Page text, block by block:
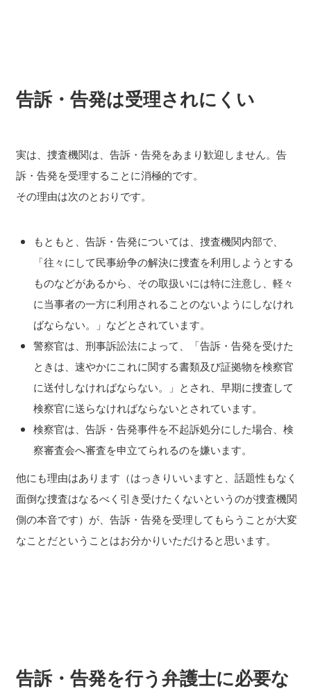
告訴・告発は受理されにくい
実は、捜査機関は、告訴・告発をあまり歓迎しません。告
訴・告発を受理することに消極的です。
その理由は次のとおりです。
もともと、告訴・告発については、捜査機関内部で、
「往々にして民事紛争の解決に捜査を利用しようとする
ものなどがあるから、その取扱いには特に注意し、軽々
に当事者の一方に利用されることのないようにしなけれ
ばならない。」などとされています。
警察官は、刑事訴訟法によって、「告訴・告発を受けた
ときは、速やかにこれに関する書類及び証拠物を検察官
に送付しなければならない。」とされ、早期に捜査して
検察官に送らなければならないとされています。
検察官は、告訴・告発事件を不起訴処分にした場合、検
察審査会へ審査を申立てられるのを嫌います。
他にも理由はあります（はっきりいいますと、話題性もなく
面倒な捜査はなるべく引き受けたくないというのが捜査機関
側の本音です）が、告訴・告発を受理してもらうことが大変
なことだということはお分かりいただけると思います。
告訴・告発を行う弁護士に必要な